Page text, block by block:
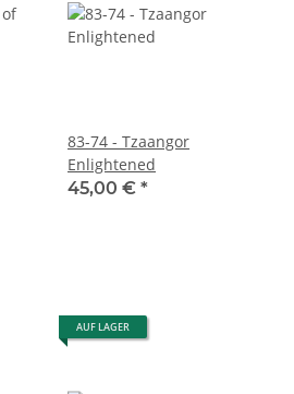
83-74 - Tzaangor
Enlightened
45,00 € *
AUF LAGER